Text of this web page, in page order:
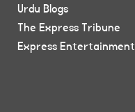
Urdu Blogs
The Express Tribune
Express Entertainment